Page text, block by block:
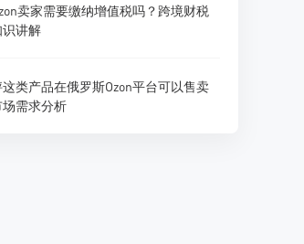
卖家需要缴纳增值税吗？跨境财税
讲解
类产品在俄罗斯Ozon平台可以售卖
需求分析